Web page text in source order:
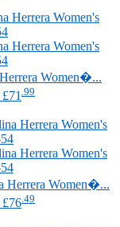
Women�...
.99
Herrera Women�...
.49